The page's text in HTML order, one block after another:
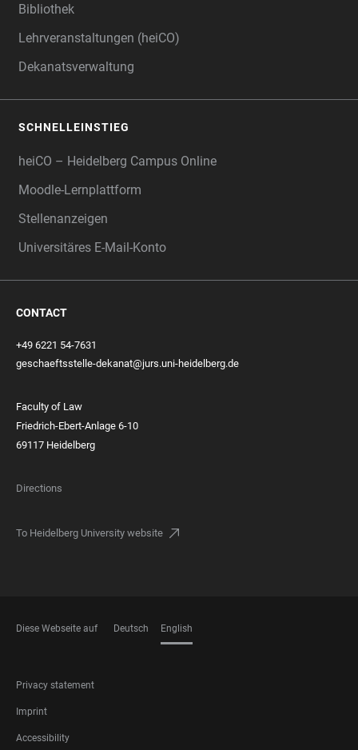
Bibliothek
Lehrveranstaltungen (heiCO)
Dekanatsverwaltung
SCHNELLEINSTIEG
heiCO – Heidelberg Campus Online
Moodle-Lernplattform
Stellenanzeigen
Universitäres E-Mail-Konto
CONTACT
+49 6221 54-7631
geschaeftsstelle-dekanat@jurs.uni-heidelberg.de
Faculty of Law
Friedrich-Ebert-Anlage 6-10
69117 Heidelberg
Directions
To Heidelberg University website
Diese Webseite auf Deutsch English
FOOTER
LEGAL
Privacy statement
Imprint
Accessibility